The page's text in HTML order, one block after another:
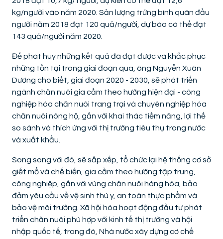
kg/người vào năm 2020. Sản lượng trứng bình quân đầu
người năm 2018 đạt 120 quả/người, dự báo có thể đạt
143 quả/người năm 2020.
Để phát huy những kết quả đã đạt được và khắc phục
những tồn tại trong giai đoạn qua, ông Nguyễn Xuân
Dương cho biết, giai đoạn 2020 - 2030, sẽ phát triển
ngành chăn nuôi gia cầm theo hướng hiện đại - công
nghiệp hóa chăn nuôi trang trại và chuyên nghiệp hóa
chăn nuôi nông hộ, gắn với khai thác tiềm năng, lợi thế
so sánh và thích ứng với thị trường tiêu thụ trong nước
và xuất khẩu.
Song song với đó, sẽ sắp xếp, tổ chức lại hệ thống cơ sở
giết mổ và chế biến, gia cầm theo hướng tập trung,
công nghiệp, gắn với vùng chăn nuôi hàng hóa, bảo
đảm yêu cầu về vệ sinh thú y, an toàn thực phẩm và
bảo vệ môi trường. Xã hội hóa hoạt động đầu tư phát
triển chăn nuôi phù hợp với kinh tế thị trường và hội
nhập quốc tế, trong đó, Nhà nước xây dựng cơ chế